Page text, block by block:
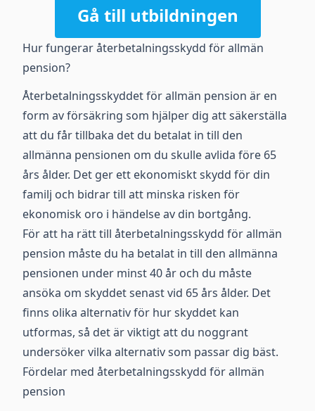
Gå till utbildningen
Hur fungerar återbetalningsskydd för allmän
pension?
Återbetalningsskyddet för allmän pension är en
form av försäkring som hjälper dig att säkerställa
att du får tillbaka det du betalat in till den
allmänna pensionen om du skulle avlida före 65
års ålder. Det ger ett ekonomiskt skydd för din
familj och bidrar till att minska risken för
ekonomisk oro i händelse av din bortgång.
För att ha rätt till återbetalningsskydd för allmän
pension måste du ha betalat in till den allmänna
pensionen under minst 40 år och du måste
ansöka om skyddet senast vid 65 års ålder. Det
finns olika alternativ för hur skyddet kan
utformas, så det är viktigt att du noggrant
undersöker vilka alternativ som passar dig bäst.
Fördelar med återbetalningsskydd för allmän
pension